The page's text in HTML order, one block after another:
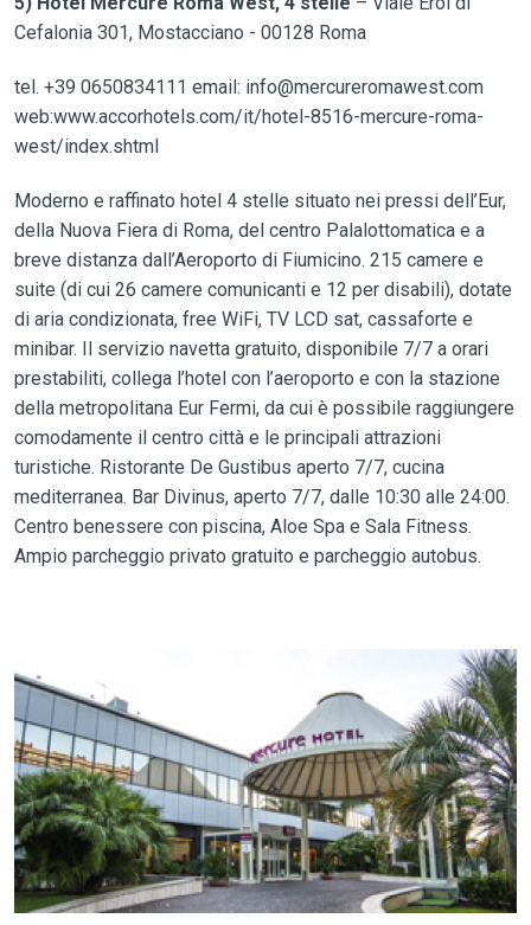
Cefalonia 301, Mostacciano - 00128 Roma
tel. +39 0650834111 email: info@mercureromawest.com
web:www.accorhotels.com/it/hotel-8516-mercure-roma-
west/index.shtml
Moderno e raffinato hotel 4 stelle situato nei pressi dell’Eur,
della Nuova Fiera di Roma, del centro Palalottomatica e a
breve distanza dall’Aeroporto di Fiumicino. 215 camere e
suite (di cui 26 camere comunicanti e 12 per disabili), dotate
di aria condizionata, free WiFi, TV LCD sat, cassaforte e
minibar. Il servizio navetta gratuito, disponibile 7/7 a orari
prestabiliti, collega l’hotel con l’aeroporto e con la stazione
della metropolitana Eur Fermi, da cui è possibile raggiungere
comodamente il centro città e le principali attrazioni
turistiche. Ristorante De Gustibus aperto 7/7, cucina
mediterranea. Bar Divinus, aperto 7/7, dalle 10:30 alle 24:00.
Centro benessere con piscina, Aloe Spa e Sala Fitness.
Ampio parcheggio privato gratuito e parcheggio autobus.